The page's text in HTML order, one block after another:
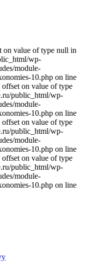
on value of type null in
wp-
module-
10.php on line
on value of type
public_html/wp-
module-
10.php on line
on value of type
public_html/wp-
module-
10.php on line
on value of type
public_html/wp-
module-
10.php on line